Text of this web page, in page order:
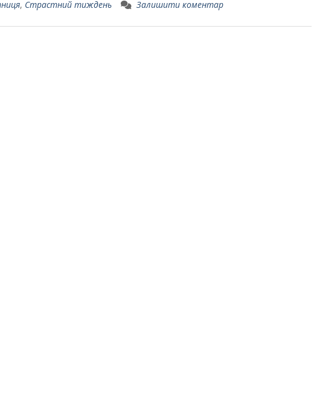
, Страстний тиждень Залишити коментар